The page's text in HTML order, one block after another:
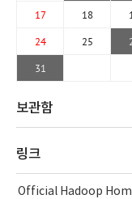
17 18
24 25
31
보관함
링크
Official Hadoop